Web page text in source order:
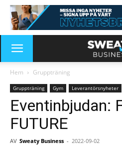
Hem Gruppträning
Gruppträning Gym Leverantörsnyheter
Eventinbjudan:
FUTURE
AV Sweaty Business - 2022-09-02